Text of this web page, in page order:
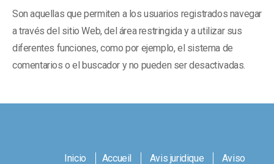
Son aquellas que permiten a los usuarios registrados navegar
a través del sitio Web, del área restringida y a utilizar sus
diferentes funciones, como por ejemplo, el sistema de
comentarios o el buscador y no pueden ser desactivadas.
Inicio Accueil Avis juridique
Aviso